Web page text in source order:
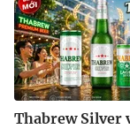
Thabrew Silver